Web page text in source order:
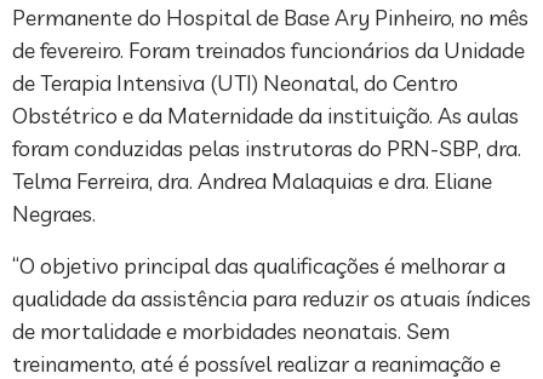
Permanente do Hospital de Base Ary Pinheiro, no mês
de fevereiro. Foram treinados funcionários da Unidade
de Terapia Intensiva (UTI) Neonatal, do Centro
Obstétrico e da Maternidade da instituição. As aulas
foram conduzidas pelas instrutoras do PRN-SBP, dra.
Telma Ferreira, dra. Andrea Malaquias e dra. Eliane
Negraes.
“O objetivo principal das qualificações é melhorar a
qualidade da assistência para reduzir os atuais índices
de mortalidade e morbidades neonatais. Sem
treinamento, até é possível realizar a reanimação e